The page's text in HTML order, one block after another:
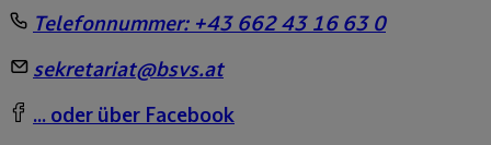
Telefonnummer: +43 662 43 16 63 0
sekretariat@bsvs.at
... oder über Facebook